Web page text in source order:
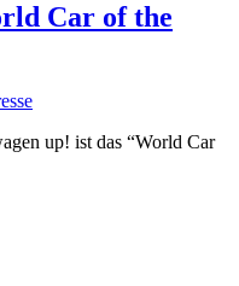
Car of the
up! ist das “World Car